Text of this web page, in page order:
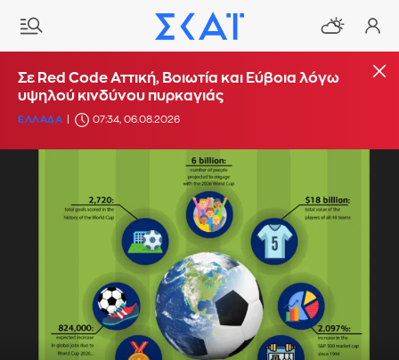
Σε Red Code Αττική, Βοιωτία και Εύβοια λόγω
υψηλού κινδύνου πυρκαγιάς
ΕΛΛΑΔΑ 07:34, 06.08.2026